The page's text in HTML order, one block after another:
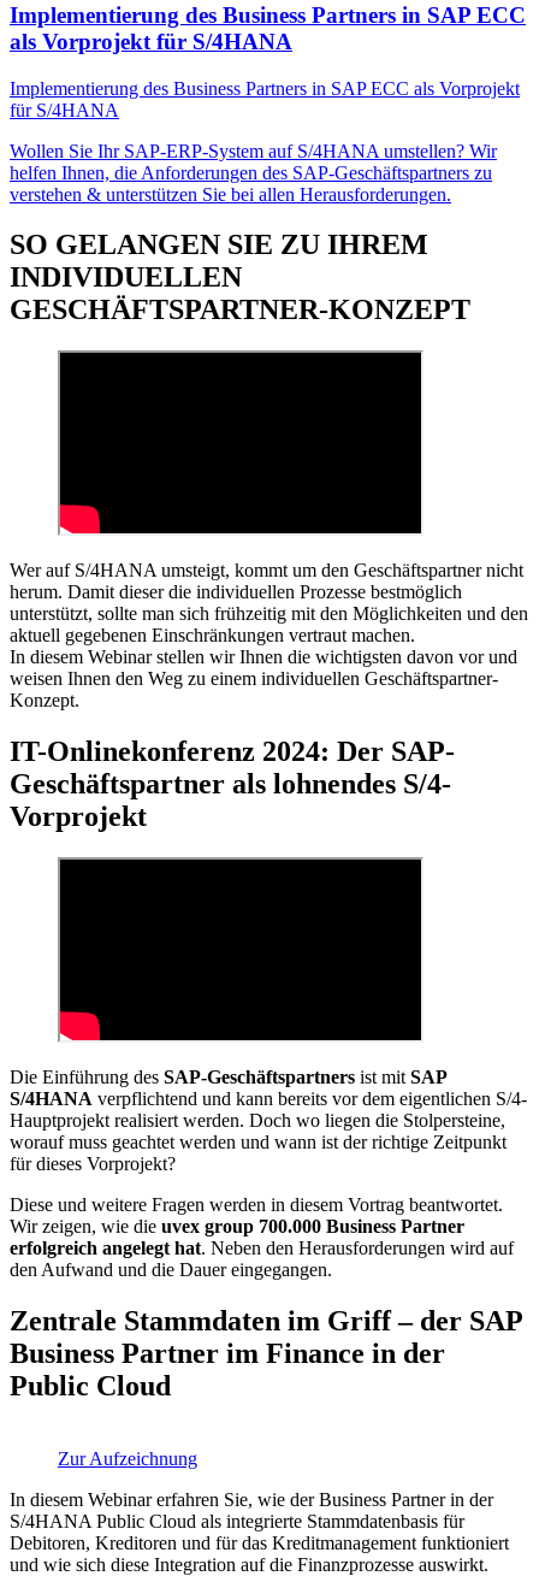
Implementierung des Business Partners in SAP ECC
als Vorprojekt für S/4HANA
Implementierung des Business Partners in SAP ECC als Vorprojekt
für S/4HANA
Wollen Sie Ihr SAP-ERP-System auf S/4HANA umstellen? Wir
helfen Ihnen, die Anforderungen des SAP-Geschäftspartners zu
verstehen & unterstützen Sie bei allen Herausforderungen.
SO GELANGEN SIE ZU IHREM
INDIVIDUELLEN
GESCHÄFTSPARTNER-KONZEPT
Wer auf S/4HANA umsteigt, kommt um den Geschäftspartner nicht
herum. Damit dieser die individuellen Prozesse bestmöglich
unterstützt, sollte man sich frühzeitig mit den Möglichkeiten und den
aktuell gegebenen Einschränkungen vertraut machen.
In diesem Webinar stellen wir Ihnen die wichtigsten davon vor und
weisen Ihnen den Weg zu einem individuellen Geschäftspartner-
Konzept.
IT-Onlinekonferenz 2024: Der SAP-
Geschäftspartner als lohnendes S/4-
Vorprojekt
Die Einführung des SAP-Geschäftspartners ist mit SAP
S/4HANA verpflichtend und kann bereits vor dem eigentlichen S/4-
Hauptprojekt realisiert werden. Doch wo liegen die Stolpersteine,
worauf muss geachtet werden und wann ist der richtige Zeitpunkt
für dieses Vorprojekt?
Diese und weitere Fragen werden in diesem Vortrag beantwortet.
Wir zeigen, wie die uvex group 700.000 Business Partner
erfolgreich angelegt hat. Neben den Herausforderungen wird auf
den Aufwand und die Dauer eingegangen.
Zentrale Stammdaten im Griff – der SAP
Business Partner im Finance in der
Public Cloud
Zur Aufzeichnung
In diesem Webinar erfahren Sie, wie der Business Partner in der
S/4HANA Public Cloud als integrierte Stammdatenbasis für
Debitoren, Kreditoren und für das Kreditmanagement funktioniert
und wie sich diese Integration auf die Finanzprozesse auswirkt.